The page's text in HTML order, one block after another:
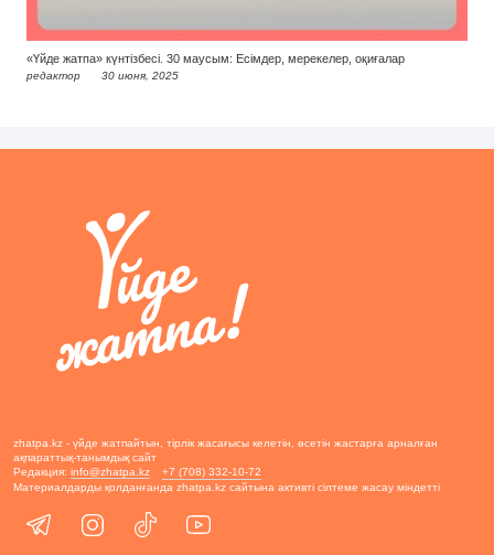
«Үйде жатпа» күнтізбесі. 30 маусым: Есімдер, мерекелер, оқиғалар
редактор 30 июня, 2025
zhatpa.kz - үйде жатпайтын, тірлік жасағысы келетін, өсетін жастарға арналған
ақпараттық-танымдық сайт
Редакция: info@zhatpa.kz
+7 (708) 332-10-72
Материалдарды қолданғанда zhatpa.kz сайтына активті сілтеме жасау міндетті